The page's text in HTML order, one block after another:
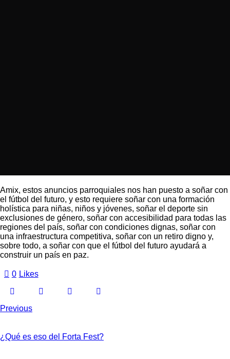
Amix, estos anuncios parroquiales nos han puesto a soñar con
el fútbol del futuro, y esto requiere soñar con una formación
holística para niñas, niños y jóvenes, soñar el deporte sin
exclusiones de género, soñar con accesibilidad para todas las
regiones del país, soñar con condiciones dignas, soñar con
una infraestructura competitiva, soñar con un retiro digno y,
sobre todo, a soñar con que el fútbol del futuro ayudará a
construir un país en paz.
0 Likes
Previous
¿Qué es eso del Forta Fest?